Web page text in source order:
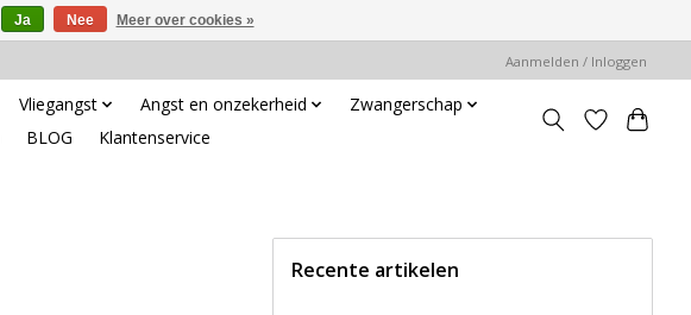
Aanmelden / Inloggen
Vliegangst Angst en onzekerheid
Zwangerschap
BLOG Klantenservice
Recente artikelen
Ja Nee Meer over cookies »